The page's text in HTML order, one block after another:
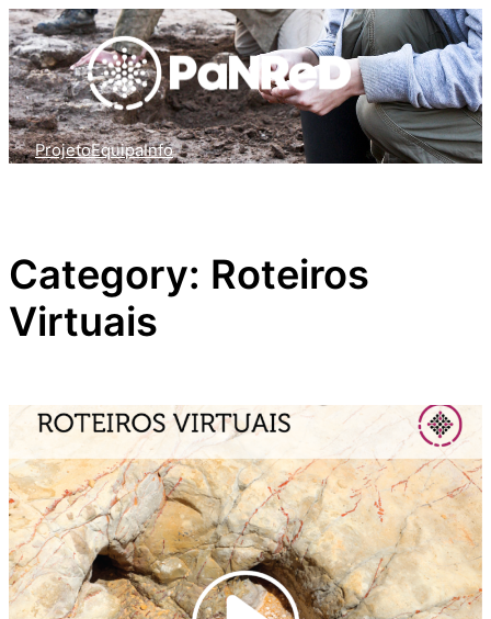
Skip
to
content
ProjetoEquipaInfo
Category: Roteiros
Virtuais